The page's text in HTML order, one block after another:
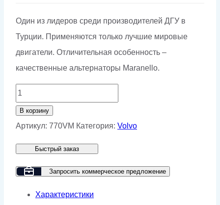
Один из лидеров среди производителей ДГУ в
Турции. Применяются только лучшие мировые
двигатели. Отличительная особенность –
качественные альтернаторы Maranello.
Количество
товара
Дизельный
GMP
770VM
В корзину
Артикул: 770VM Категория: Volvo
Быстрый заказ
Запросить коммерческое предложение
Характеристики